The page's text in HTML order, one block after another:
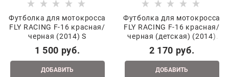
Футболка для мотокросса
FLY RACING F-16 красная/
черная (2014) S
1 500 руб.
ДОБАВИТЬ
Футболка для мотокросса
FLY RACING F-16 красная/
черная (детская) (2014)
YL
2 170 руб.
ДОБАВИТЬ